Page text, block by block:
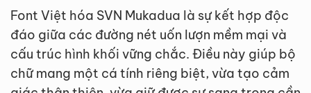
Font Việt hóa SVN Mukadua là sự kết hợp độc
đáo giữa các đường nét uốn lượn mềm mại và
cấu trúc hình khối vững chắc. Điều này giúp bộ
chữ mang một cá tính riêng biệt, vừa tạo cảm